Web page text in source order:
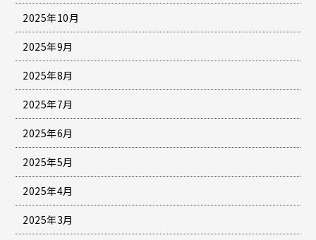
2025年10月
2025年9月
2025年8月
2025年7月
2025年6月
2025年5月
2025年4月
2025年3月